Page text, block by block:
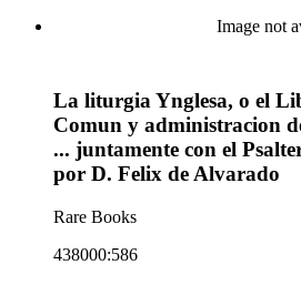
Image not
La liturgia Ynglesa, o el
Comun y administracion
... juntamente con el
por D. Felix de Alvarado
Rare Books
438000:586